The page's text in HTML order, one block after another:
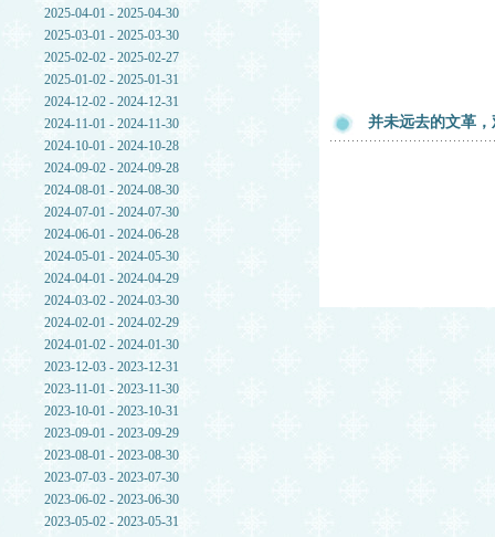
2025-04-01 - 2025-04-30
2025-03-01 - 2025-03-30
2025-02-02 - 2025-02-27
2025-01-02 - 2025-01-31
2024-12-02 - 2024-12-31
2024-11-01 - 2024-11-30
2024-10-01 - 2024-10-28
2024-09-02 - 2024-09-28
2024-08-01 - 2024-08-30
2024-07-01 - 2024-07-30
2024-06-01 - 2024-06-28
2024-05-01 - 2024-05-30
2024-04-01 - 2024-04-29
2024-03-02 - 2024-03-30
2024-02-01 - 2024-02-29
2024-01-02 - 2024-01-30
2023-12-03 - 2023-12-31
2023-11-01 - 2023-11-30
2023-10-01 - 2023-10-31
2023-09-01 - 2023-09-29
2023-08-01 - 2023-08-30
2023-07-03 - 2023-07-30
2023-06-02 - 2023-06-30
2023-05-02 - 2023-05-31
并未远去的文革